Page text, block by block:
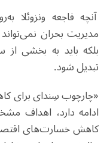
آنچه فاجعه
مدیریت بحران
بلکه باید به بخشی از
تبدیل شود.
ادامه دارد، اهداف
کاهش خسارت‌های